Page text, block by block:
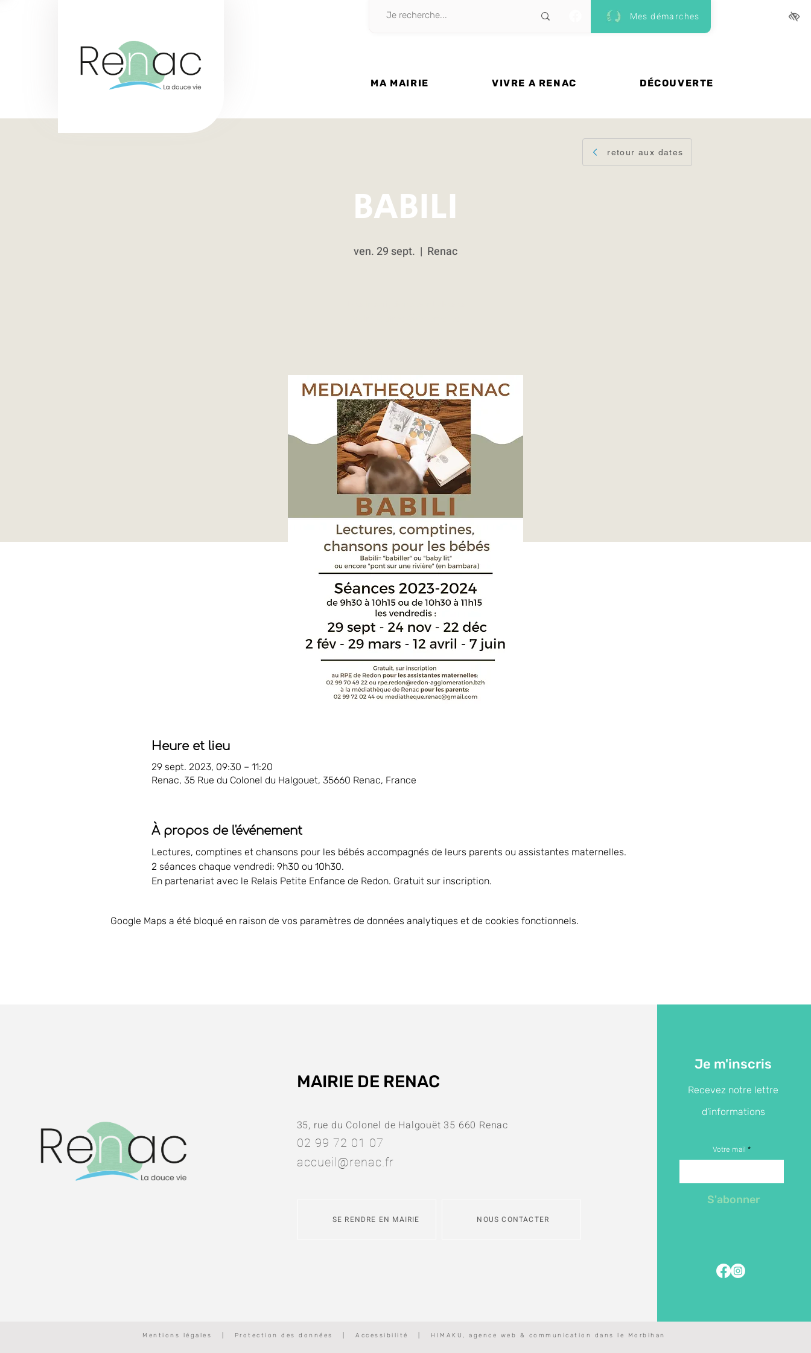
Mes démarches
MA MAIRIE VIVRE A RENAC DÉCOUVERTE
BABILI
ven. 29 sept.
  |
Renac
Heure et lieu
29 sept. 2023, 09:30 – 11:20
Renac, 35 Rue du Colonel du Halgouet, 35660 Renac, France
À propos de l'événement
Lectures, comptines et chansons pour les bébés accompagnés de leurs parents ou assistantes maternelles.
2 séances chaque vendredi: 9h30 ou 10h30.
En partenariat avec le Relais Petite Enfance de Redon. Gratuit sur inscription.
Google Maps a été bloqué en raison de vos paramètres de données analytiques et de cookies fonctionnels.
retour aux dates
MAIRIE DE RENAC
35, rue du Colonel de Halgouët 35 660 Renac
02 99 72 01 07
accueil@renac.fr
SE RENDRE EN MAIRIE NOUS CONTACTER
Je m'inscris
Recevez notre lettre
d'informations
Votre mail
S'abonner
Mentions légales Protection des données |Accessibilité HIMAKU, agence web & communication dans le Morbihan